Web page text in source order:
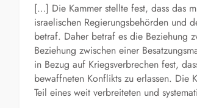
[…] Die Kammer stellte fest, dass das
israelischen Regierungsbehörden und
betraf. Daher betraf es die Beziehung
Beziehung zwischen einer
in Bezug auf Kriegsverbrechen fest,
bewaffneten Konflikts zu erlassen. Die
Teil eines weit verbreiteten und